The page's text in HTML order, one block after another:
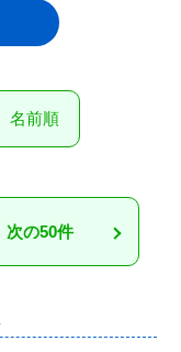
名前順
次の50件